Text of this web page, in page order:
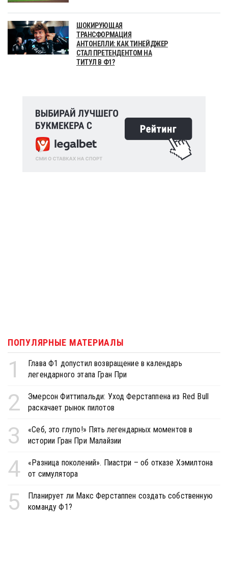
ШОКИРУЮЩАЯ
ТРАНСФОРМАЦИЯ
АНТОНЕЛЛИ: КАК ТИНЕЙДЖЕР
СТАЛ ПРЕТЕНДЕНТОМ НА
ТИТУЛ В Ф1?
ПОПУЛЯРНЫЕ МАТЕРИАЛЫ
1
Глава Ф1 допустил возвращение в календарь
легендарного этапа Гран При
2
Эмерсон Фиттипальди: Уход Ферстаппена из Red Bull
раскачает рынок пилотов
3
«Себ, это глупо!» Пять легендарных моментов в
истории Гран При Малайзии
4
«Разница поколений». Пиастри – об отказе Хэмилтона
от симулятора
5
Планирует ли Макс Ферстаппен создать собственную
команду Ф1?